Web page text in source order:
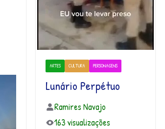
ARTES CULTURA PERSONAGENS
Lunário Perpétuo
Ramires Navajo
163 visualizações